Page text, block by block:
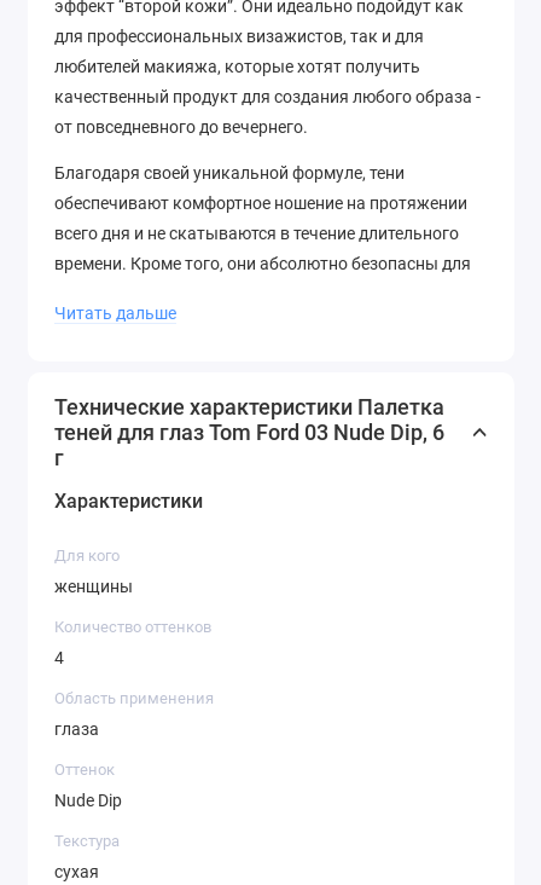
эффект “второй кожи”. Они идеально подойдут как
для профессиональных визажистов, так и для
любителей макияжа, которые хотят получить
качественный продукт для создания любого образа -
от повседневного до вечернего.
Благодаря своей уникальной формуле, тени
обеспечивают комфортное ношение на протяжении
всего дня и не скатываются в течение длительного
времени. Кроме того, они абсолютно безопасны для
подходят даже для самой чувствительной кожи.
сможете создавать бесконечные вариации образов,
подчеркивая свою индивидуальность и стиль.
Читать дальше
Технические характеристики Палетка
теней для глаз Tom Ford 03 Nude Dip, 6
г
Характеристики
Для кого
женщины
Количество оттенков
4
Область применения
глаза
Оттенок
Nude Dip
Текстура
сухая